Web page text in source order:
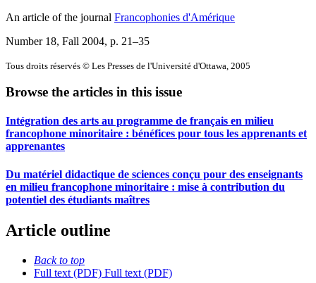
An article of the journal Francophonies d'Amérique
Number 18, Fall 2004, p. 21–35
Tous droits réservés © Les Presses de l'Université d'Ottawa, 2005
Browse the articles in this issue
Intégration des arts au programme de français en milieu
francophone minoritaire : bénéfices pour tous les apprenants et
apprenantes
Du matériel didactique de sciences conçu pour des enseignants
en milieu francophone minoritaire : mise à contribution du
potentiel des étudiants maîtres
Article outline
Back to top
Full text (PDF) Full text (PDF)